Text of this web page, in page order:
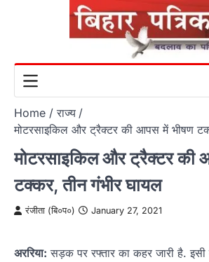
Home
राज्य
मोटरसाइकिल और ट्रैक्टर की आपस में भीषण
मोटरसाइकिल और ट्रैक्टर की
टक्कर, तीन गंभीर घायल
रंजीता (बि०प०) January 27, 2021
अररिया: सड़क पर रफ्तार का कहर जारी है.